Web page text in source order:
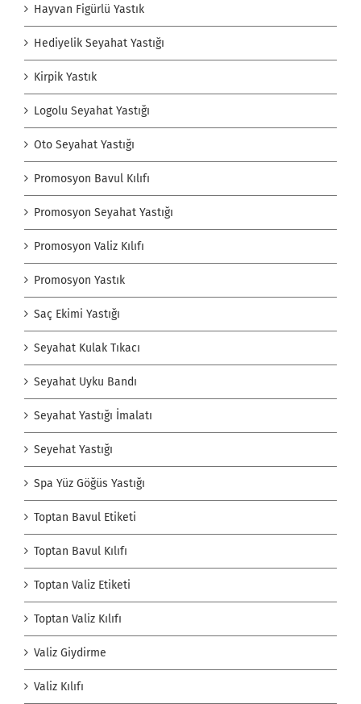
Hayvan Figürlü Yastık
Hediyelik Seyahat Yastığı
Kirpik Yastık
Logolu Seyahat Yastığı
Oto Seyahat Yastığı
Promosyon Bavul Kılıfı
Promosyon Seyahat Yastığı
Promosyon Valiz Kılıfı
Promosyon Yastık
Saç Ekimi Yastığı
Seyahat Kulak Tıkacı
Seyahat Uyku Bandı
Seyahat Yastığı İmalatı
Seyehat Yastığı
Spa Yüz Göğüs Yastığı
Toptan Bavul Etiketi
Toptan Bavul Kılıfı
Toptan Valiz Etiketi
Toptan Valiz Kılıfı
Valiz Giydirme
Valiz Kılıfı